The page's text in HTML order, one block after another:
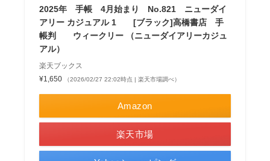
2025年 手帳 4月始まり No.821 ニューダイ
アリー カジュアル 1 [ブラック]高橋書店 手
帳判 ウィークリー （ニューダイアリーカジュ
アル）
楽天ブックス
¥1,650
（2026/02/27 22:02時点 | 楽天市場調べ）
Amazon
楽天市場